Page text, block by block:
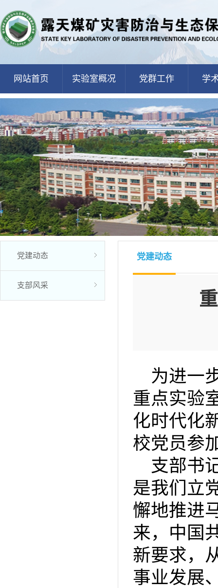
网站首页 实验室概况 党群工作 学
党建动态
支部风采
党建动态
为进一
重点实验
化时代化
校党员参
支部书
是我们立
懈地推进
来，中国
新要求，
事业发展